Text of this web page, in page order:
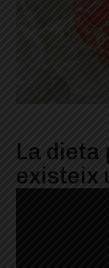
La dieta
existeix